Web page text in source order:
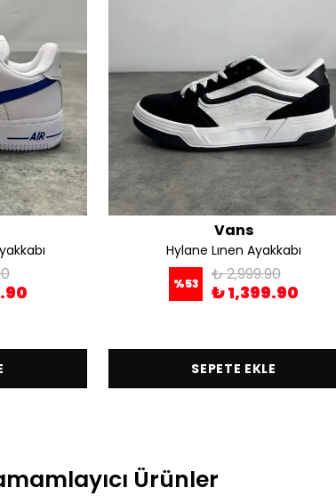
Vans
Hylane Lınen Ayakkabı
%53 ₺ 2,999.90
₺ 1,399.90
SEPETE EKLE
Ürünler